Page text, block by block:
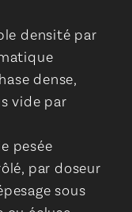
densité par
dense,
vide par
pesée
par doseur
sous